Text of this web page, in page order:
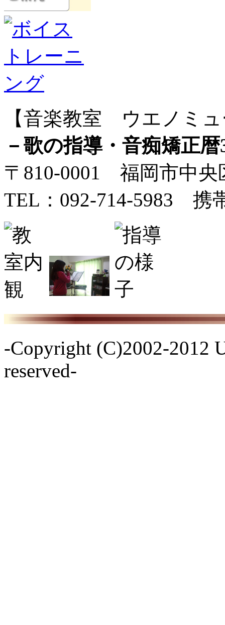
【音楽教室 ウエノミ
－歌の指導・音痴矯正
〒810-0001 福岡市中
TEL：092-714-5983 携
-Copyright (C)2002-2012
reserved-